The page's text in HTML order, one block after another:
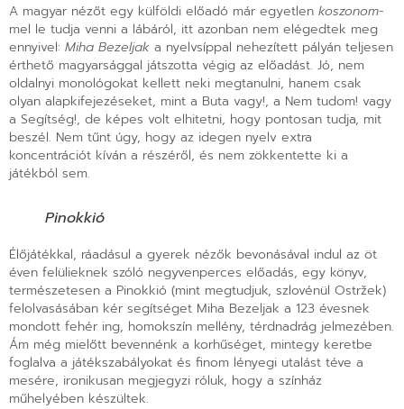
A magyar nézőt egy külföldi előadó már egyetlen koszonom-
mel le tudja venni a lábáról, itt azonban nem elégedtek meg
ennyivel: Miha Bezeljak a nyelvsíppal nehezített pályán teljesen
érthető magyarsággal játszotta végig az előadást. Jó, nem
oldalnyi monológokat kellett neki megtanulni, hanem csak
olyan alapkifejezéseket, mint a Buta vagy!, a Nem tudom! vagy
a Segítség!, de képes volt elhitetni, hogy pontosan tudja, mit
beszél. Nem tűnt úgy, hogy az idegen nyelv extra
koncentrációt kíván a részéről, és nem zökkentette ki a
játékból sem.
Pinokkió
Élőjátékkal, ráadásul a gyerek nézők bevonásával indul az öt
éven felülieknek szóló negyvenperces előadás, egy könyv,
természetesen a Pinokkió (mint megtudjuk, szlovénül Ostržek)
felolvasásában kér segítséget Miha Bezeljak a 123 évesnek
mondott fehér ing, homokszín mellény, térdnadrág jelmezében.
Ám még mielőtt bevennénk a korhűséget, mintegy keretbe
foglalva a játékszabályokat és finom lényegi utalást téve a
mesére, ironikusan megjegyzi róluk, hogy a színház
műhelyében készültek.